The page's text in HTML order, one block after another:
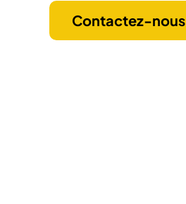
Contactez-nous